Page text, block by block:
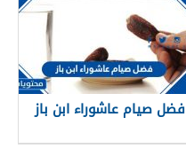
فضل صيام عاشوراء ابن باز